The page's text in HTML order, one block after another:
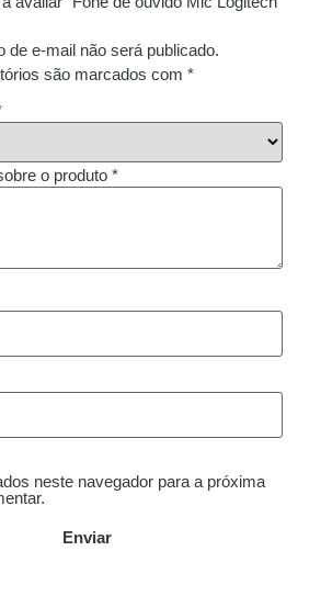
de e-mail não será publicado.
são marcados com *
o produto *
neste navegador para a próxima